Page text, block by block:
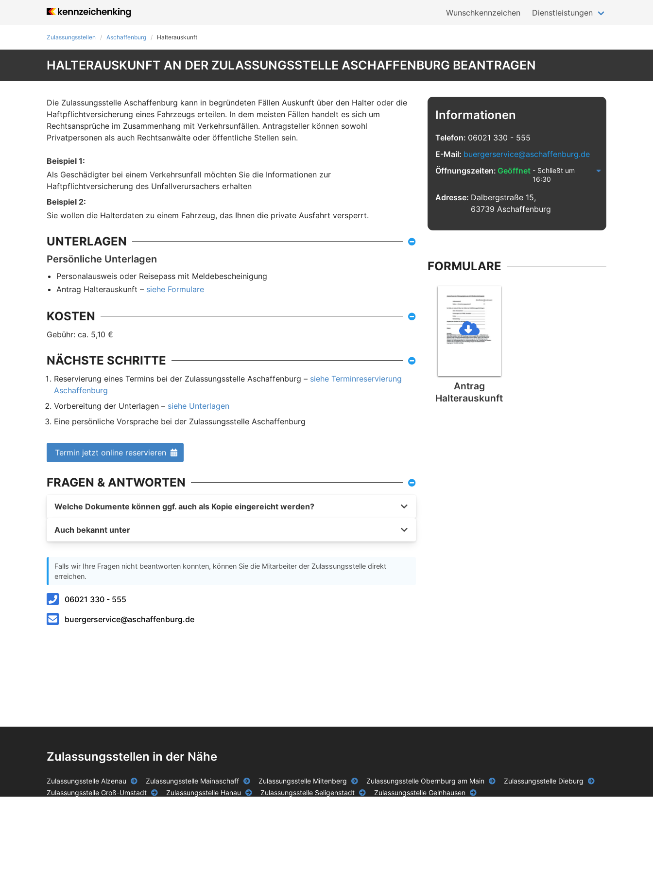
Wunschkennzeichen Dienstleistungen
Zulassungsstellen Aschaffenburg Halterauskunft
HALTERAUSKUNFT AN DER ZULASSUNGSSTELLE ASCHAFFENBURG BEANTRAGEN
Die Zulassungsstelle Aschaffenburg kann in begründeten Fällen Auskunft über den Halter oder die
Haftpflichtversicherung eines Fahrzeugs erteilen. In dem meisten Fällen handelt es sich um
Rechtsansprüche im Zusammenhang mit Verkehrsunfällen. Antragsteller können sowohl
Privatpersonen als auch Rechtsanwälte oder öffentliche Stellen sein.
Beispiel 1:
Als Geschädigter bei einem Verkehrsunfall möchten Sie die Informationen zur
Haftpflichtversicherung des Unfallverursachers erhalten
Beispiel 2:
Sie wollen die Halterdaten zu einem Fahrzeug, das Ihnen die private Ausfahrt versperrt.
UNTERLAGEN
Persönliche Unterlagen
Personalausweis oder Reisepass mit Meldebescheinigung
Antrag Halterauskunft – siehe Formulare
KOSTEN
Gebühr: ca. 5,10 €
NÄCHSTE SCHRITTE
Reservierung eines Termins bei der Zulassungsstelle Aschaffenburg – siehe Terminreservierung
Aschaffenburg
Vorbereitung der Unterlagen – siehe Unterlagen
Eine persönliche Vorsprache bei der Zulassungsstelle Aschaffenburg
Termin jetzt online reservieren
FRAGEN & ANTWORTEN
Welche Dokumente können ggf. auch als Kopie eingereicht werden?
Auch bekannt unter
Falls wir Ihre Fragen nicht beantworten konnten, können Sie die Mitarbeiter der Zulassungsstelle direkt
erreichen.
06021 330 - 555
buergerservice@aschaffenburg.de
Informationen
Telefon: 06021 330 - 555
E-Mail: buergerservice@aschaffenburg.de
Öffnungszeiten: Geöffnet - Schließt um
16:30
Adresse: Dalbergstraße 15,
63739 Aschaffenburg
FORMULARE
Antrag
Halterauskunft
Zulassungsstellen in der Nähe
Zulassungsstelle Alzenau Zulassungsstelle Mainaschaff Zulassungsstelle Miltenberg Zulassungsstelle Obernburg am Main
Zulassungsstelle Dieburg
Zulassungsstelle Groß-Umstadt
Zulassungsstelle Hanau Zulassungsstelle Seligenstadt Zulassungsstelle Gelnhausen